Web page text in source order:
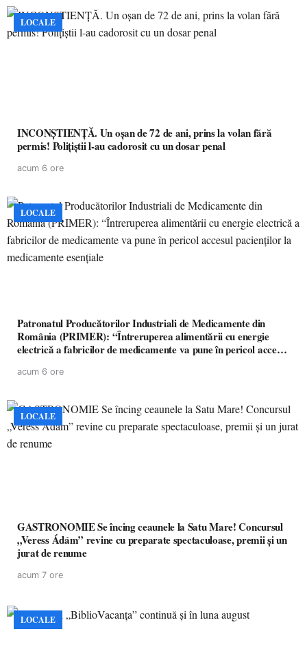
LOCALE
INCONȘTIENȚĂ. Un oșan de 72 de ani, prins la volan fără
permis! Polițiștii l-au cadorosit cu un dosar penal
acum 6 ore
LOCALE
Patronatul Producătorilor Industriali de Medicamente din
România (PRIMER): “Întreruperea alimentării cu energie
electrică a fabricilor de medicamente va pune în pericol accesul
acum 6 ore
LOCALE
GASTRONOMIE Se încing ceaunele la Satu Mare! Concursul
„Veress Ádám” revine cu preparate spectaculoase, premii și un
jurat de renume
acum 7 ore
LOCALE